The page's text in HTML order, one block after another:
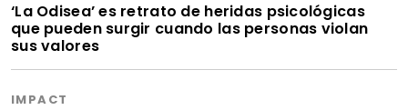
‘La Odisea’ es retrato de heridas psicológicas
que pueden surgir cuando las personas violan
sus valores
IMPACT